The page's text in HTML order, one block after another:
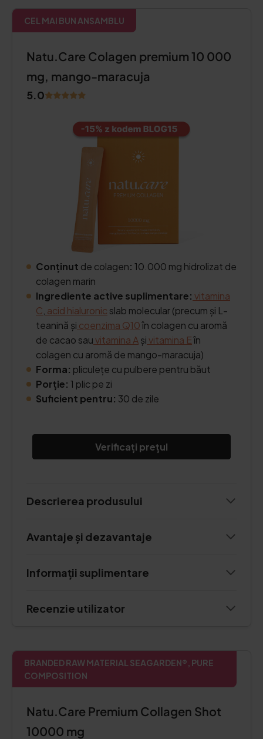
CEL MAI BUN ANSAMBLU
Natu.Care Colagen premium 10 000
mg, mango-maracuja
5.0
Conținut de colagen: 10.000 mg hidrolizat de
colagen marin
Ingrediente active suplimentare: vitamina
C acid hialuronic slab molecular (precum și L-
teanină și coenzima Q10în colagen cu aromă
de cacao sauvitamina Așivitamina Eîn
colagen cu aromă de mango-maracuja)
Forma: pliculețe cu pulbere pentru băut
Porție: 1 plic pe zi
Suficient pentru: 30 de zile
Verificați prețul
Descrierea produsului
Avantaje și dezavantaje
Informații suplimentare
Recenzie utilizator
BRANDED RAW MATERIAL SEAGARDEN®, PURE
COMPOSITION
Natu.Care Premium Collagen Shot
10000 mg